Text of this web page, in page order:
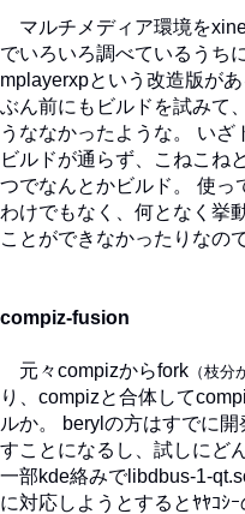
マルチメディア環境を
でいろいろ調べているうち
mplayerxpという改造版が
ぶん前にもビルドを試みて
うななかったような。 いざ
ビルドが通らず、こねこね
つでなんとかビルド。 使っ
わけでもなく、何となく挙
ことができなかったりなの
compiz-fusion
元々compizからfork （枝分
り、compizと合体して
ルか。 berylの方はすでに
すことになるし、試しにど
一部kde絡みでlibdbus-1-
に対応しようとするとﾔﾔｺｼ